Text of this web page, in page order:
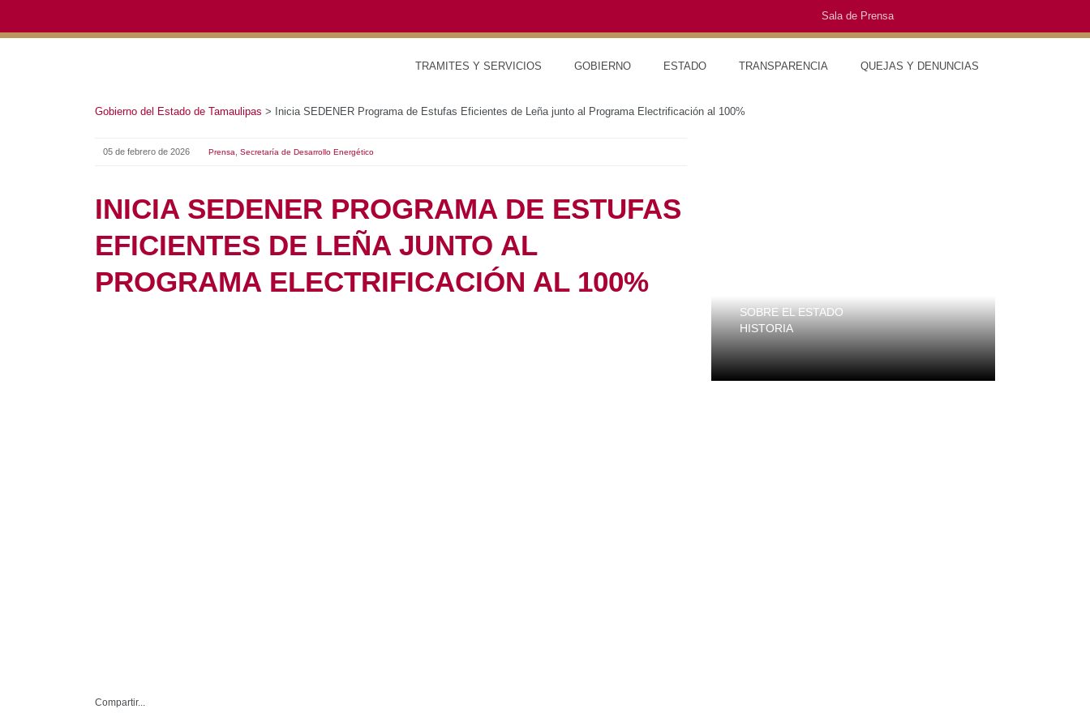
Sala de Prensa
TRAMITES Y SERVICIOS GOBIERNO ESTADO TRANSPARENCIA QUEJAS Y DENUNCIAS
Gobierno del Estado de Tamaulipas>Inicia SEDENER Programa de Estufas Eficientes de Leña junto al Programa Electrificación al 100%
05 de febrero de 2026 Prensa,Secretaría de Desarrollo Energético
INICIA SEDENER PROGRAMA DE ESTUFAS
EFICIENTES DE LEÑA JUNTO AL
PROGRAMA ELECTRIFICACIÓN AL 100%
Compartir...
SOBRE EL ESTADO
HISTORIA